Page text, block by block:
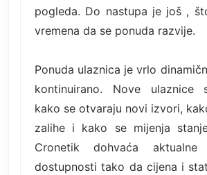
pogleda. Do nastupa je još ,
vremena da se ponuda razvije.
Ponuda ulaznica je vrlo
kontinuirano. Nove ulaznice
kako se otvaraju novi izvori,
zalihe i kako se mijenja
Cronetik dohvaća
dostupnosti tako da cijena i